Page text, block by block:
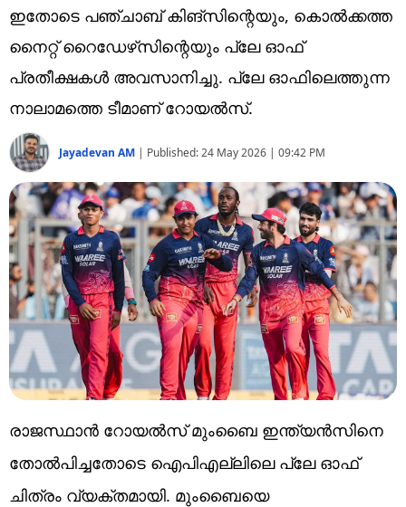
Technology
Religion
Web Story
Photo
Short Videos
ഇതോടെ പഞ്ചാബ് കിങ്‌സിന്റെയും, കൊല്‍ക്കത്ത
നൈറ്റ് റൈഡേഴ്‌സിന്റെയും പ്ലേ ഓഫ്
പ്രതീക്ഷകള്‍ അവസാനിച്ചു. പ്ലേ ഓഫിലെത്തുന്ന
നാലാമത്തെ ടീമാണ് റോയല്‍സ്.
Jayadevan AM | Published:24 May 2026 | 09:42 PM
രാജസ്ഥാന്‍ റോയല്‍സ് മുംബൈ ഇന്ത്യന്‍സിനെ
തോല്‍പിച്ചതോടെ ഐപിഎല്ലിലെ പ്ലേ ഓഫ്
ചിത്രം വ്യക്തമായി. മുംബൈയെ